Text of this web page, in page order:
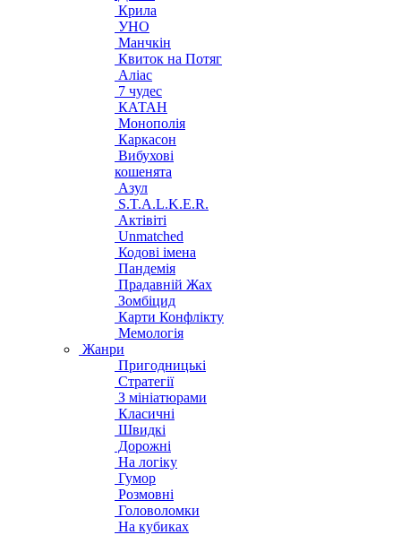
Крила
УНО
Манчкін
Квиток на Потяг
Аліас
7 чудес
КАТАН
Монополія
Каркасон
Вибухові
кошенята
Азул
S.T.A.L.K.E.R.
Актівіті
Unmatched
Кодові імена
Пандемія
Прадавній Жах
Зомбіцид
Карти Конфлікту
Мемологія
Жанри
Пригодницькі
Стратегії
З мініатюрами
Класичні
Швидкі
Дорожні
На логіку
Гумор
Розмовні
Головоломки
На кубиках